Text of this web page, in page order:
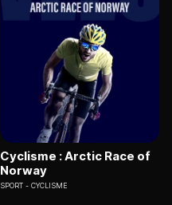
Cyclisme : Arctic Race of
Norway
SPORT CYCLISME